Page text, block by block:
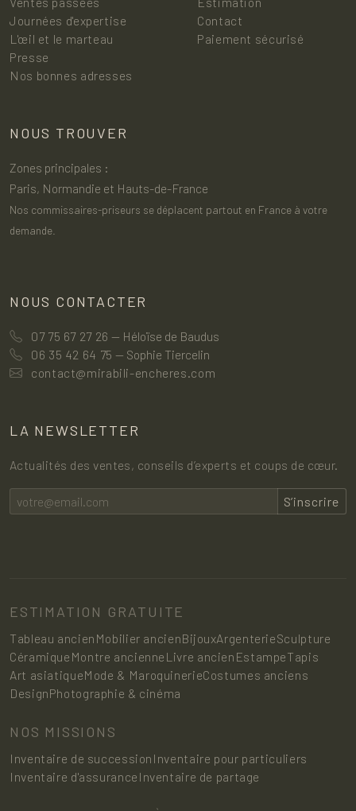
Journées d'expertise
L'œil et le marteau
Presse
Nos bonnes adresses
Contact
Paiement sécurisé
NOUS TROUVER
Zones principales :
Paris, Normandie et Hauts-de-France
Nos commissaires-priseurs se déplacent partout en France à votre
demande.
NOUS CONTACTER
07 75 67 27 26 — Héloïse de Baudus
06 35 42 64 75 — Sophie Tiercelin
contact@mirabili-encheres.com
LA NEWSLETTER
Actualités des ventes, conseils d’experts et coups de cœur.
S’inscrire
ESTIMATION GRATUITE
Tableau ancien Mobilier ancienBijouxArgenterieSculpture
Céramique Montre ancienne Livre ancien EstampeTapis
Art asiatiqueMode & MaroquinerieCostumes anciens
DesignPhotographie & cinéma
NOS MISSIONS
Inventaire de succession Inventaire pour particuliers
Inventaire d'assurance Inventaire de partage